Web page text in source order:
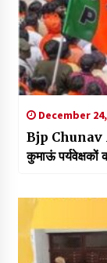
December 24,
Bjp Chunav
कुमाऊं पर्यवेक्षकों